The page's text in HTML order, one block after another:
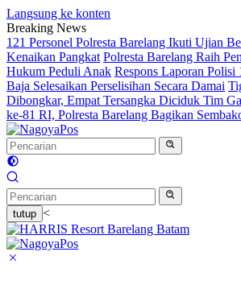
Langsung ke konten
Breaking News
121 Personel Polresta Barelang Ikuti Ujian
Kenaikan Pangkat Polresta Barelang Raih
Hukum Peduli Anak Respons Laporan Polisi
Baja Selesaikan Perselisihan Secara Damai
Dibongkar, Empat Tersangka Diciduk Tim
ke-81 RI, Polresta Barelang Bagikan
tutup <